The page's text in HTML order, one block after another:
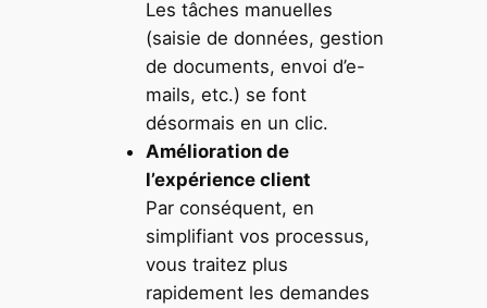
Les tâches manuelles
(saisie de données, gestion
de documents, envoi d’e-
mails, etc.) se font
désormais en un clic.
Amélioration de
l’expérience client
Par conséquent, en
simplifiant vos processus,
vous traitez plus
rapidement les demandes